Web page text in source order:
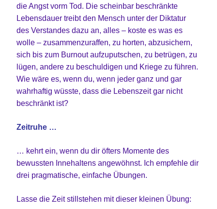
die Angst vorm Tod. Die scheinbar beschränkte
Lebensdauer treibt den Mensch unter der Diktatur
des Verstandes dazu an, alles – koste es was es
wolle – zusammenzuraffen, zu horten, abzusichern,
sich bis zum Burnout aufzuputschen, zu betrügen, zu
lügen, andere zu beschuldigen und Kriege zu führen.
Wie wäre es, wenn du, wenn jeder ganz und gar
wahrhaftig wüsste, dass die Lebenszeit gar nicht
beschränkt ist?
Zeitruhe …
… kehrt ein, wenn du dir öfters Momente des
bewussten Innehaltens angewöhnst. Ich empfehle dir
drei pragmatische, einfache Übungen.
Lasse die Zeit stillstehen mit dieser kleinen Übung: